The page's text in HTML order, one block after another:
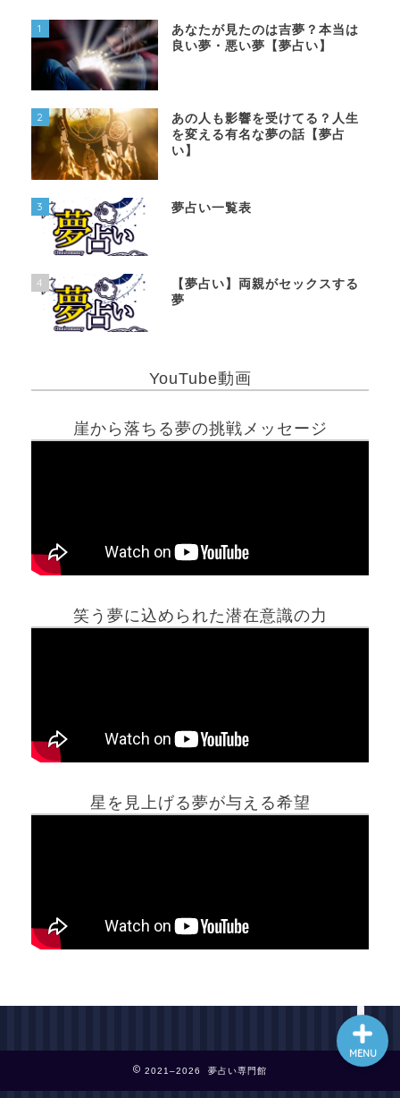
1
あなたが見たのは吉夢？本当は
良い夢・悪い夢【夢占い】
2
あの人も影響を受けてる？人生
を変える有名な夢の話【夢占
い】
3 夢占い一覧表
4
【夢占い】両親がセックスする
夢
YouTube動画
崖から落ちる夢の挑戦メッセージ
笑う夢に込められた潜在意識の力
星を見上げる夢が与える希望
2021–2026 夢占い専門館
MENU
ホーム
最新記事動画